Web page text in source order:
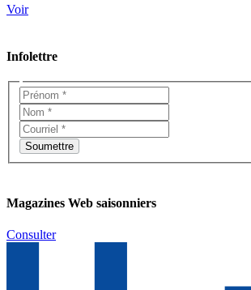
Voir
Infolettre
Magazines Web saisonniers
Consulter